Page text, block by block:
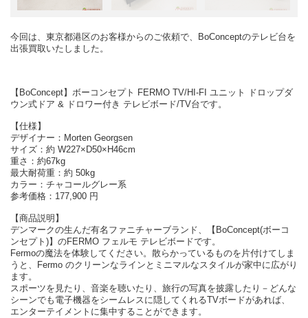
今回は、東京都港区のお客様からのご依頼で、BoConceptのテレビ台を
出張買取いたしました。
【BoConcept】ボーコンセプト FERMO TV/HI-FI ユニット ドロップダ
ウン式ドア & ドロワー付き テレビボード/TV台です。
【仕様】
デザイナー：Morten Georgsen
サイズ：約 W227×D50×H46cm
重さ：約67kg
最大耐荷重：約 50kg
カラー：チャコールグレー系
参考価格：177,900 円
【商品説明】
デンマークの生んだ有名ファニチャーブランド、【BoConcept(ボーコ
ンセプト)】のFERMO フェルモ テレビボードです。
Fermoの魔法を体験してください。散らかっているものを片付けてしま
うと、Fermo のクリーンなラインとミニマルなスタイルが家中に広がり
ます。
スポーツを見たり、音楽を聴いたり、旅行の写真を披露したり－どんな
シーンでも電子機器をシームレスに隠してくれるTVボードがあれば、
エンターテイメントに集中することができます。